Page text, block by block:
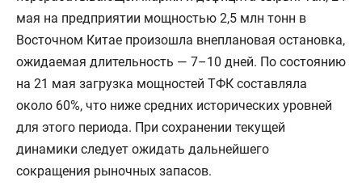
мая на предприятии мощностью 2,5 млн тонн в
Восточном Китае произошла внеплановая остановка,
ожидаемая длительность — 7–10 дней. По состоянию
на 21 мая загрузка мощностей ТФК составляла
около 60%, что ниже средних исторических уровней
для этого периода. При сохранении текущей
динамики следует ожидать дальнейшего
сокращения рыночных запасов.